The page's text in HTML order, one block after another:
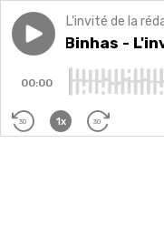
Play episodeRachel
L'invité de la
Rachel Binhas -
00:00
30 1x 30